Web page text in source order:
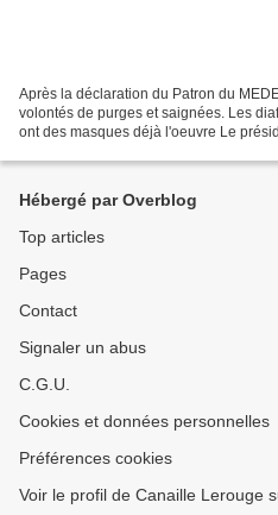
Après la déclaration du Patron du
volontés de purges et saignées. Les
ont des masques déjà l'oeuvre Le
Hébergé par Overblog
Top articles
Pages
Contact
Signaler un abus
C.G.U.
Cookies et données personnelles
Préférences cookies
Voir le profil de Canaille Lerouge